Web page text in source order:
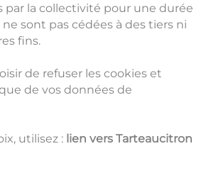
par la collectivité pour une durée
ne sont pas cédées à des tiers ni
fins.
de refuser les cookies et
de vos données de
utilisez : lien vers Tarteaucitron